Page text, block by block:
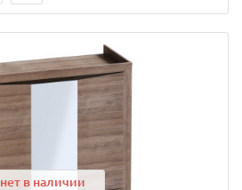
нет в наличии